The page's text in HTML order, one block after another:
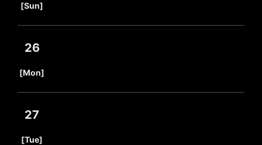
[Sun]
26
[Mon]
27
[Tue]